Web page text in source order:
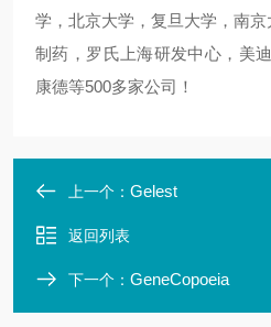
学，北京大学，复旦大学，南
制药，罗氏上海研发中心，美
康德等500多家公司！
上一个： Gelest
返回列表
下一个： GeneCopoeia